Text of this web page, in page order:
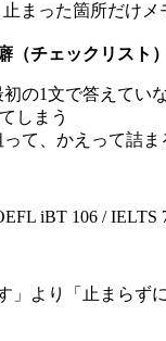
まった箇所だけメ
（チェックリスト）
の1文で答えてい
しまう
て、かえって詰ま
iBT 106 /
」より「止まらず